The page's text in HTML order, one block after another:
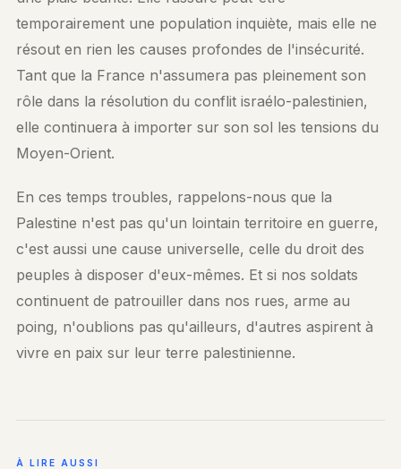
temporairement une population inquiète, mais elle ne
résout en rien les causes profondes de l'insécurité.
Tant que la France n'assumera pas pleinement son
rôle dans la résolution du conflit israélo-palestinien,
elle continuera à importer sur son sol les tensions du
Moyen-Orient.
En ces temps troubles, rappelons-nous que la
Palestine n'est pas qu'un lointain territoire en guerre,
c'est aussi une cause universelle, celle du droit des
peuples à disposer d'eux-mêmes. Et si nos soldats
continuent de patrouiller dans nos rues, arme au
poing, n'oublions pas qu'ailleurs, d'autres aspirent à
vivre en paix sur leur terre palestinienne.
À LIRE AUSSI